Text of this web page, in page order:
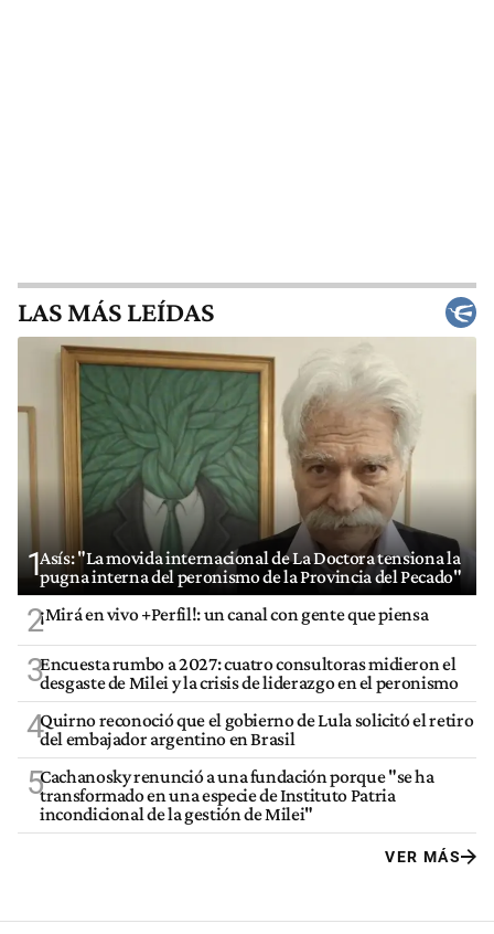
LAS MÁS LEÍDAS
1Asís: "La movida internacional de La Doctora tensiona la
pugna interna del peronismo de la Provincia del Pecado"
2¡Mirá en vivo +Perfil!: un canal con gente que piensa
3Encuesta rumbo a 2027: cuatro consultoras midieron el
desgaste de Milei y la crisis de liderazgo en el peronismo
4Quirno reconoció que el gobierno de Lula solicitó el retiro
del embajador argentino en Brasil
5Cachanosky renunció a una fundación porque "se ha
transformado en una especie de Instituto Patria
incondicional de la gestión de Milei"
VER MÁS